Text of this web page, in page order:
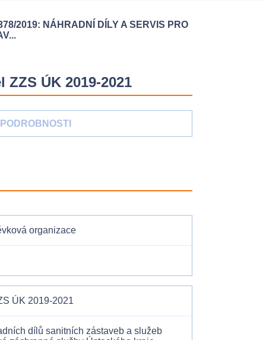
2019: NÁHRADNÍ DÍLY A SERVIS PRO
ÚK 2019-2021
PODROBNOSTI
organizace
ÚK 2019-2021
dílů sanitních zástaveb a služeb